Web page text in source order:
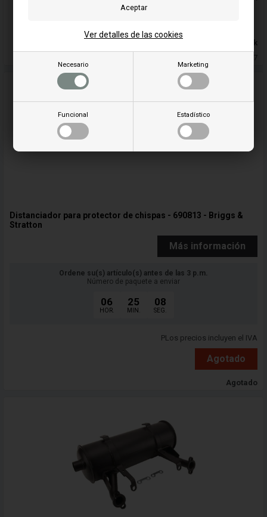
Necesario Marketing
Funcional Estadístico
Ver detalles de las cookies
En stock
Entrega 5-7
Distanciador para protector de chispas - 690813 - Briggs &
Stratton
Más información
Ordene su(s) artículo(s) antes de las 3 p.m.
Número de paquete a enviar
06
HOR.
25
MIN.
06
SEG.
PLos precios incluyen el IVA
Agotado
Agotado